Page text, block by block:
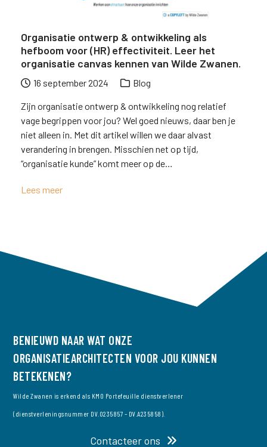
Organisatie ontwerp & ontwikkeling als
hefboom voor (HR) effectiviteit. Leer het
organisatie canvas kennen van Wilde Zwanen.
16 september 2024 Blog
Zijn organisatie ontwerp & ontwikkeling nog relatief
vage begrippen voor jou? Wel goed nieuws, daar ben je
niet alleen in. Met dit artikel willen we daar alvast
verandering in brengen. Misschien net op tijd,
“organisatie kunde” komt meer op de…
Lees meer
BENIEUWD NAAR WAT ONZE
ORGANISATIEARCHITECTEN VOOR JOU KUNNEN
BETEKENEN?
Wilde Zwanen is erkend als KMO Portefeuille dienstverlener
(dienstverleningsnummer DV.O235857 – DV.A235858).
Contacteer ons